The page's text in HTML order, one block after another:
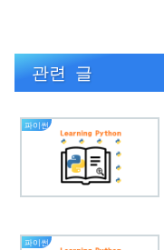
관련 글
파이썬
파이썬